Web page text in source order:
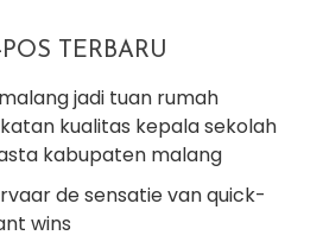
TERBARU
jadi tuan rumah
kualitas kepala sekolah
kabupaten malang
de sensatie van quick-
wins